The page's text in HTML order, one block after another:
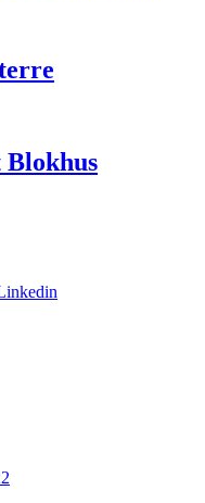
Blokhus